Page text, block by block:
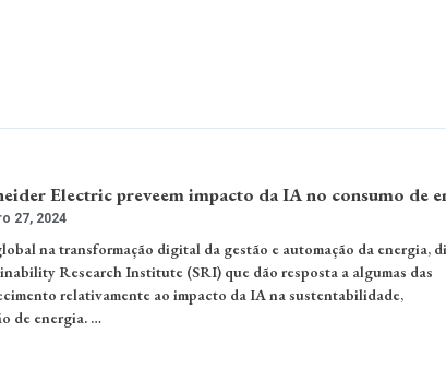
Electric preveem impacto da IA no consumo de
27, 2024
na transformação digital da gestão e automação da energia,
Research Institute (SRI) que dão resposta a algumas das
relativamente ao impacto da IA na sustentabilidade,
de energia. …